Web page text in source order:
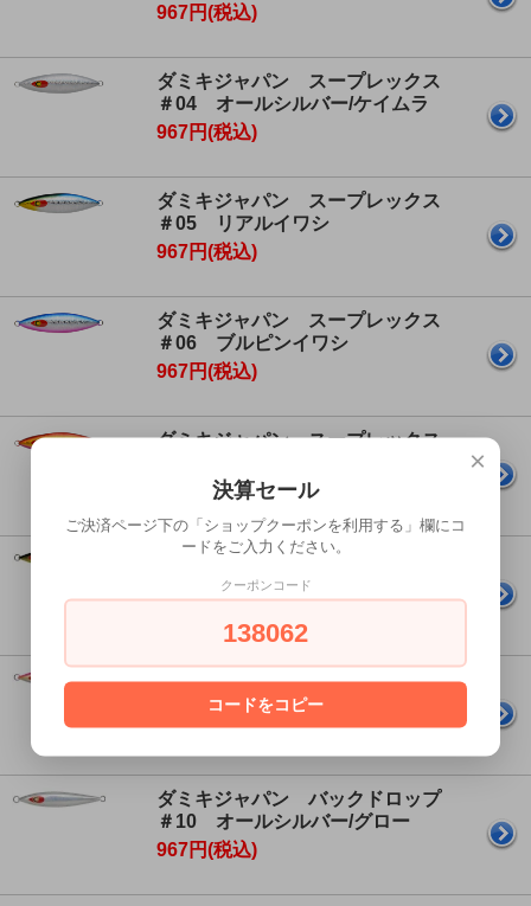
967円(税込)
ダミキジャパン スープレックス
＃04 オールシルバー/ケイムラ
967円(税込)
ダミキジャパン スープレックス
＃05 リアルイワシ
967円(税込)
ダミキジャパン スープレックス
＃06 ブルピンイワシ
967円(税込)
ダミキジャパン スープレックス
967円(税込)
ダミキジャパン バックドロップ
＃02 リアルイワシ
ダミキジャパン バックドロップ
＃04 シャインピンク
967円(税込)
ダミキジャパン バックドロップ
＃10 オールシルバー/グロー
967円(税込)
×
決算セール
ご決済ページ下の「ショップクーポンを利用する」欄にコ
ードをご入力ください。
クーポンコード
138062
コードをコピー